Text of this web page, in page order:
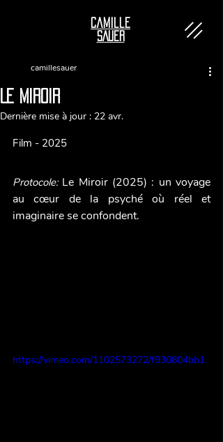
Camille
SAUER
Le MIROIR
camillesauer
Dernière mise à jour : 22 avr.
Film - 2025
Protocole: Le Miroir (2025) : un voyage
au cœur de la psyché où réel et
imaginaire se confondent.
https://vimeo.com/1102573272/f930804bb1